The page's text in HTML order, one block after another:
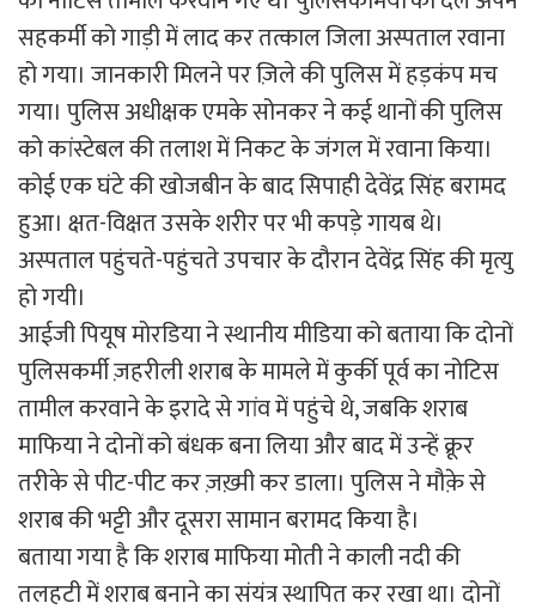
सहकर्मी को गाड़ी में लाद कर तत्काल जिला अस्पताल रवाना
हो गया। जानकारी मिलने पर ज़िले की पुलिस में हड़कंप मच
गया। पुलिस अधीक्षक एमके सोनकर ने कई थानों की पुलिस
को कांस्टेबल की तलाश में निकट के जंगल में रवाना किया।
कोई एक घंटे की खोजबीन के बाद सिपाही देवेंद्र सिंह बरामद
हुआ। क्षत-विक्षत उसके शरीर पर भी कपड़े गायब थे।
अस्पताल पहुंचते-पहुंचते उपचार के दौरान देवेंद्र सिंह की मृत्यु
हो गयी।
आईजी पियूष मोरडिया ने स्थानीय मीडिया को बताया कि दोनों
पुलिसकर्मी ज़हरीली शराब के मामले में कुर्की पूर्व का नोटिस
तामील करवाने के इरादे से गांव में पहुंचे थे, जबकि शराब
माफिया ने दोनों को बंधक बना लिया और बाद में उन्हें क्रूर
तरीके से पीट-पीट कर ज़ख़्मी कर डाला। पुलिस ने मौक़े से
शराब की भट्टी और दूसरा सामान बरामद किया है।
बताया गया है कि शराब माफिया मोती ने काली नदी की
तलहटी में शराब बनाने का संयंत्र स्थापित कर रखा था। दोनों